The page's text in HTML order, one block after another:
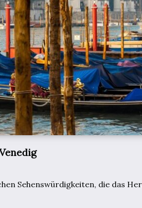
Sehenswürdigkeiten, die das